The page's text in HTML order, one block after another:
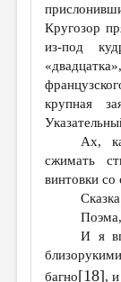
Кругозор
из-под
крупная
Ах,
сжимать
винтовки
И я
багно[18],